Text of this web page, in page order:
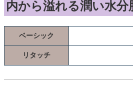
内から溢れる潤い水分
ベーシック
リタッチ